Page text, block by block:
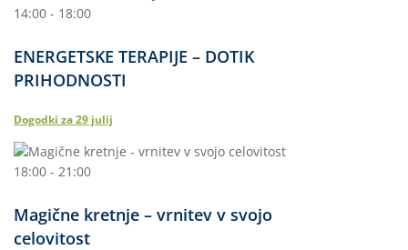
14:00 - 18:00
ENERGETSKE TERAPIJE – DOTIK
PRIHODNOSTI
Dogodki za29 julij
18:00 - 21:00
Magične kretnje – vrnitev v svojo
celovitost